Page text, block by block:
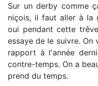
Sur un derby comme
niçois, il faut aller à la
oui pendant cette
essaye de le suivre.
rapport à l'année
contre-temps. On a
prend du temps.